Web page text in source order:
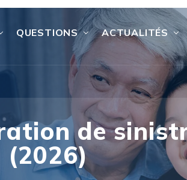
QUESTIONS ACTUALITÉS
de
(2026)